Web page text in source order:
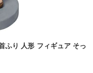
ふり 人形 フィギュア そっ